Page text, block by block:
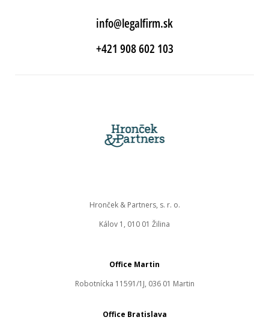
info@legalfirm.sk
+421 908 602 103
Office Martin
Robotnícka 11591/1J, 036 01 Martin
Hronček & Partners, s. r. o.
Kálov 1, 010 01 Žilina
Office Bratislava